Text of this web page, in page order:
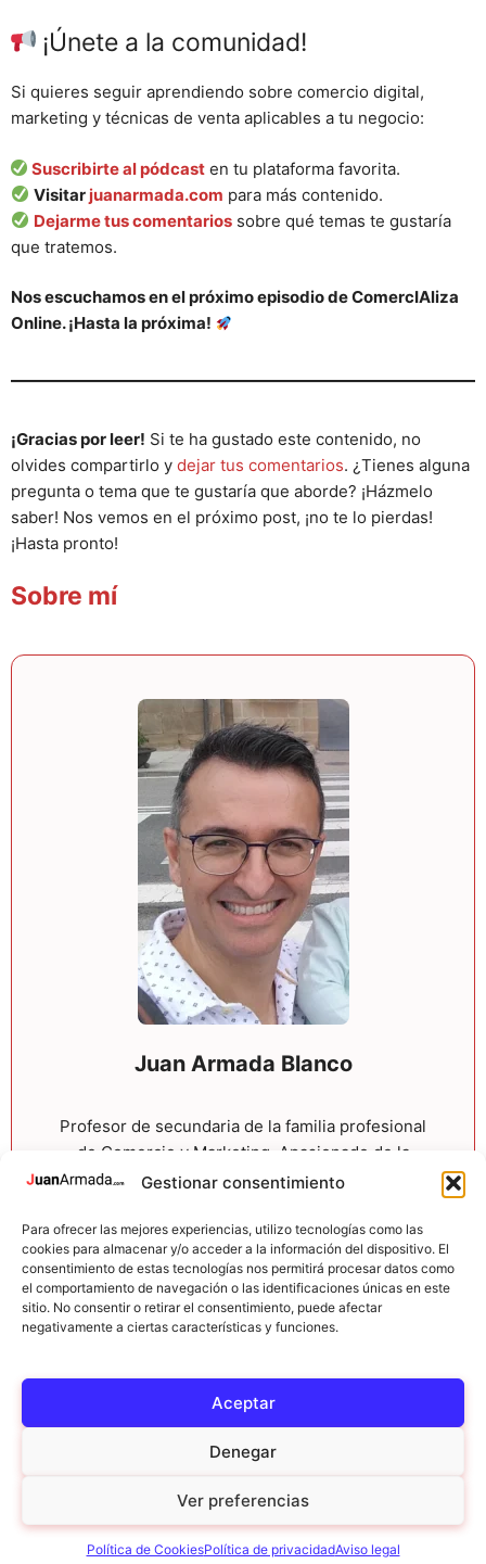
Gestionar consentimiento
Para ofrecer las mejores experiencias, utilizo tecnologías como las
cookies para almacenar y/o acceder a la información del dispositivo. El
consentimiento de estas tecnologías nos permitirá procesar datos como
el comportamiento de navegación o las identificaciones únicas en este
sitio. No consentir o retirar el consentimiento, puede afectar
negativamente a ciertas características y funciones.
Aceptar
Denegar
Ver preferencias
Política de CookiesPolítica de privacidadAviso legal
¡Únete a la comunidad!
Si quieres seguir aprendiendo sobre comercio digital,
marketing y técnicas de venta aplicables a tu negocio:
Suscribirte al pódcast en tu plataforma favorita.
Visitar juanarmada.com para más contenido.
Dejarme tus comentarios sobre qué temas te gustaría
que tratemos.
Nos escuchamos en el próximo episodio de ComercIAliza
Online. ¡Hasta la próxima!
¡Gracias por leer! Si te ha gustado este contenido, no
olvides compartirlo y dejar tus comentarios. ¿Tienes alguna
pregunta o tema que te gustaría que aborde? ¡Házmelo
saber! Nos vemos en el próximo post, ¡no te lo pierdas!
¡Hasta pronto!
Sobre mí
Juan Armada Blanco
Profesor de secundaria de la familia profesional
de Comercio y Marketing. Apasionado de la
tecnología, la creación de contenido, WordPress
su negocio y a sacar partido del entorno online.
YouTube
LinkedIn
Spotify
© 2026 JuanArmada.com |
Política de privacidad